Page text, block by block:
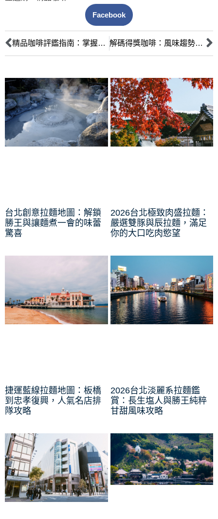
Facebook
精品咖啡評鑑指南：掌握SCA標準，解讀得獎咖啡的風味密碼 解碼得獎咖啡：風味趨勢與處理法革新，前瞻台灣咖啡市場未來
台北創意拉麵地圖：解鎖
勝王與讓麵煮一會的味蕾
驚喜
2026台北極致肉盛拉麵：
嚴選雙豚與辰拉麵，滿足
你的大口吃肉慾望
捷運藍線拉麵地圖：板橋
到忠孝復興，人氣名店排
隊攻略
2026台北淡麗系拉麵鑑
賞：長生塩人與勝王純粹
甘甜風味攻略